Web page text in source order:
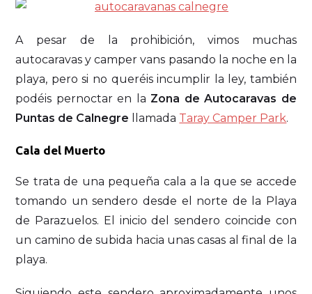
A pesar de la prohibición, vimos muchas
autocaravas y camper vans pasando la noche en la
playa, pero si no queréis incumplir la ley, también
podéis pernoctar en la Zona de Autocaravas de
Puntas de Calnegre llamada Taray Camper Park.
Cala del Muerto
Se trata de una pequeña cala a la que se accede
tomando un sendero desde el norte de la Playa
de Parazuelos. El inicio del sendero coincide con
un camino de subida hacia unas casas al final de la
playa.